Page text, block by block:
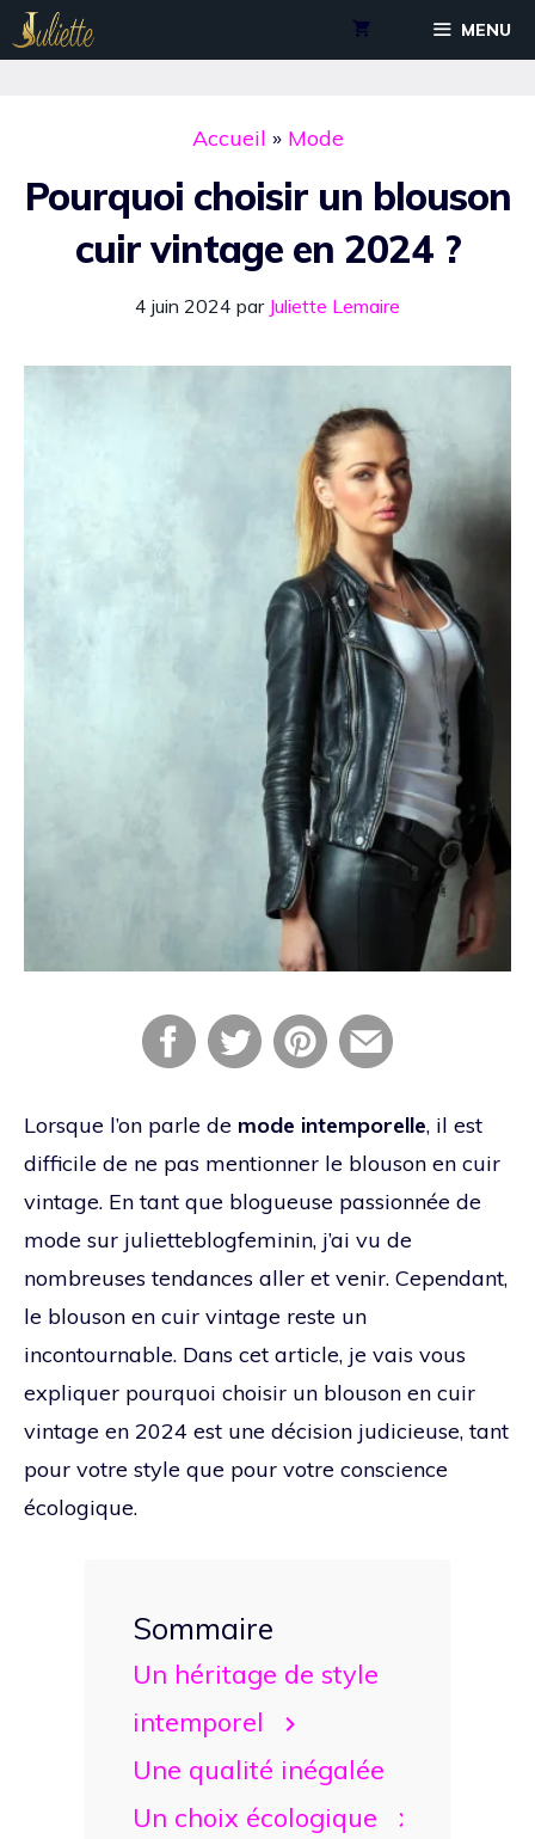
Aller
au
MENU
Accueil » Mode
Pourquoi choisir un blouson
cuir vintage en 2024 ?
4 juin 2024 par Juliette Lemaire
Lorsque l’on parle de mode intemporelle, il est
difficile de ne pas mentionner le blouson en cuir
vintage. En tant que blogueuse passionnée de
mode sur julietteblogfeminin, j’ai vu de
nombreuses tendances aller et venir. Cependant,
le blouson en cuir vintage reste un
incontournable. Dans cet article, je vais vous
expliquer pourquoi choisir un blouson en cuir
vintage en 2024 est une décision judicieuse, tant
pour votre style que pour votre conscience
écologique.
Sommaire
Un héritage de style
intemporel
Une qualité inégalée
Un choix écologique